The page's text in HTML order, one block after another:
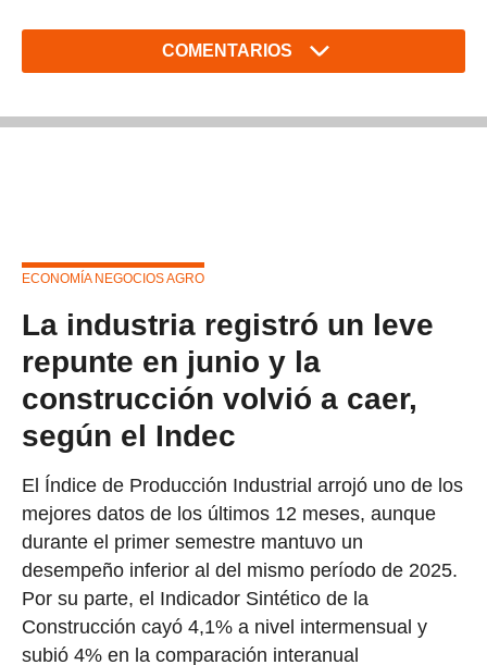
COMENTARIOS